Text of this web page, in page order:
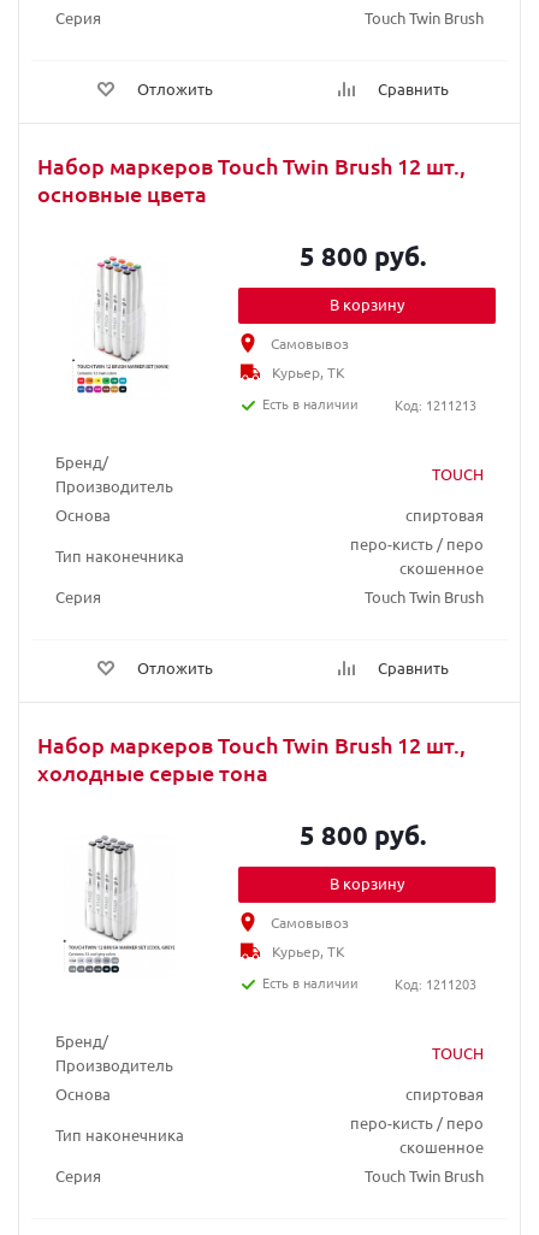
Серия Touch Twin Brush
Отложить Сравнить
Набор маркеров Touch Twin Brush 12 шт.,
основные цвета
Бренд/
Производитель
TOUCH
Основа
спиртовая
Тип наконечника
перо-кисть / перо
скошенное
Серия
Touch Twin Brush
Отложить Сравнить
5 800 руб.
В корзину
Самовывоз
Курьер, ТК
Есть в наличии
Код: 1211213
Набор маркеров Touch Twin Brush 12 шт.,
холодные серые тона
Бренд/
Производитель
TOUCH
Основа
спиртовая
Тип наконечника
перо-кисть / перо
скошенное
Серия
Touch Twin Brush
5 800 руб.
В корзину
Самовывоз
Курьер, ТК
Есть в наличии
Код: 1211203